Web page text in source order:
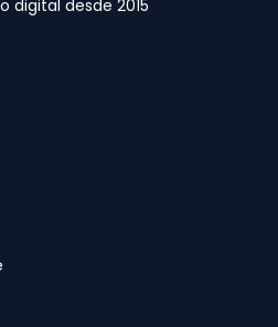
digital desde 2015